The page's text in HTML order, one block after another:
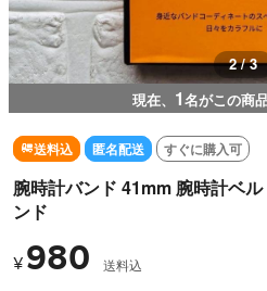
3 / 3
現在、 1名がこの商
送料込 匿名配送 すぐに購入可
腕時計バンド 41mm 腕時計ベ
ンド
¥ 980 送料込